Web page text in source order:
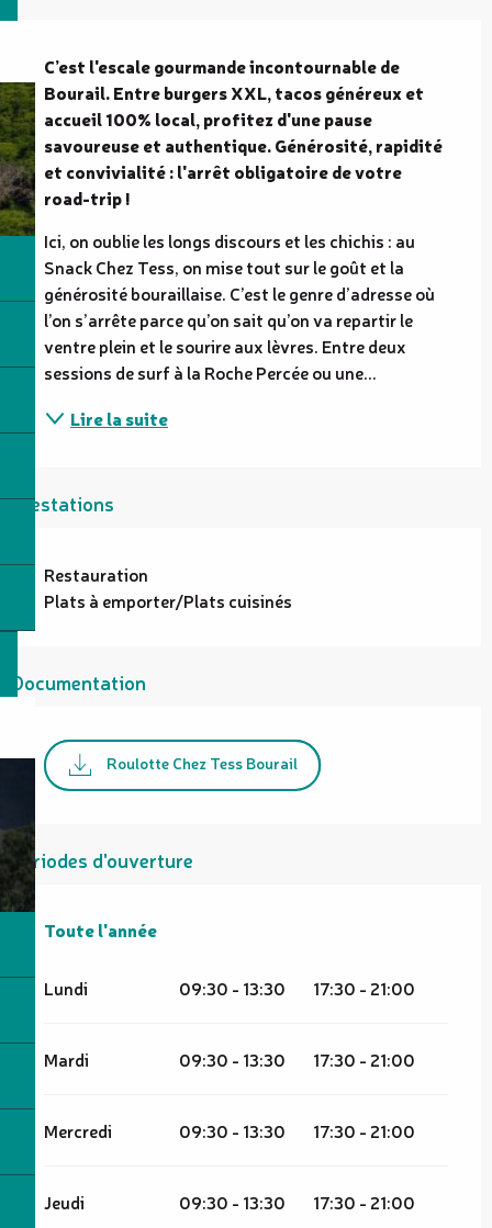
C’est l'escale gourmande incontournable de
Bourail. Entre burgers XXL, tacos généreux et
accueil 100% local, profitez d'une pause
savoureuse et authentique. Générosité, rapidité
et convivialité : l'arrêt obligatoire de votre
road-trip !
Ici, on oublie les longs discours et les chichis : au
Snack Chez Tess, on mise tout sur le goût et la
générosité bouraillaise. C’est le genre d’adresse où
l’on s’arrête parce qu’on sait qu’on va repartir le
ventre plein et le sourire aux lèvres. Entre deux
sessions de surf à la Roche Percée ou une...
Lire la suite
Prestations
Restauration
Plats à emporter/Plats cuisinés
Documentation
Roulotte Chez Tess Bourail
Périodes d'ouverture
Toute l'année
Toute l'année
Lundi 09:30 - 13:30 17:30 - 21:00
Mardi 09:30 - 13:30 17:30 - 21:00
Mercredi 09:30 - 13:30 17:30 - 21:00
Jeudi 09:30 - 13:30 17:30 - 21:00